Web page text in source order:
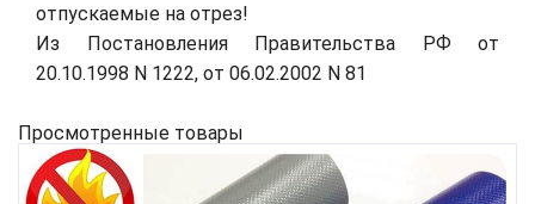
отпускаемые на отрез!
Из Постановления Правительства РФ от
20.10.1998 N 1222, от 06.02.2002 N 81
Просмотренные товары